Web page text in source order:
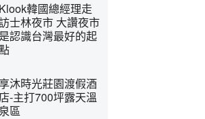
Klook韓國總經理走
士林夜市 大讚夜市
是認識台灣最好的起
沐時光莊園渡假酒
店-主打700坪露天溫
泉區